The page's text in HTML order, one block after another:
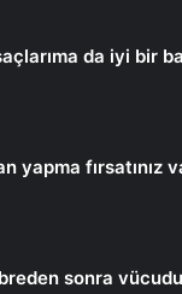
da iyi bir
yapma
sonra